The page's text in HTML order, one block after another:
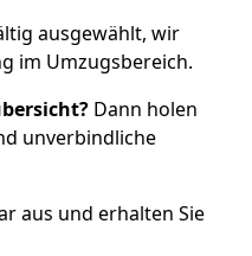
ausgewählt, wir
im Umzugsbereich.
Dann holen
unverbindliche
aus und erhalten Sie